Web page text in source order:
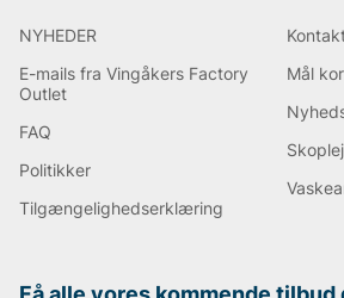
NYHEDER
E-mails fra Vingåkers Factory
Outlet
FAQ
Politikker
Tilgængelighedserklæring
Mål